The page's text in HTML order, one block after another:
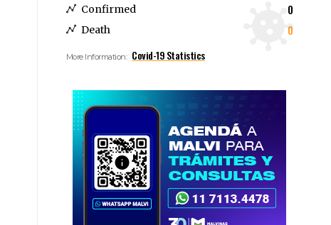
Confirmed 0
Death 0
More Information: Covid-19 Statistics